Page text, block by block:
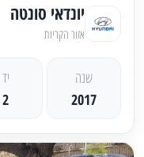
יונדאי סונטה
אזור הקריות
שנה
2017
יד
2